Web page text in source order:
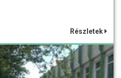
Részletek